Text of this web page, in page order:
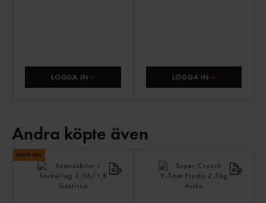
LOGGA IN LOGGA IN
Andra köpte även